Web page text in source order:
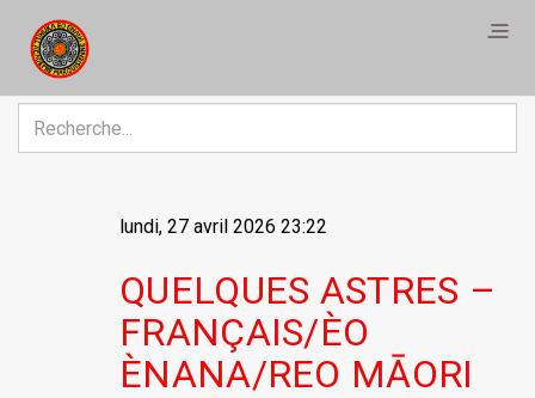
lundi, 27 avril 2026 23:22
QUELQUES ASTRES –
FRANÇAIS/ÈO
ÈNANA/REO MĀORI